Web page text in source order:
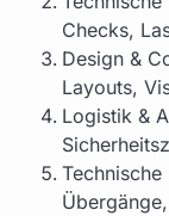
Checks,
Design &
Layouts,
Logistik &
Technische